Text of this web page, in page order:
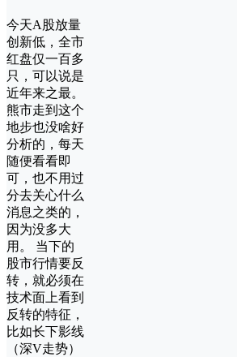
今天A股放量
创新低，全市
红盘仅一百多
只，可以说是
近年来之最。
熊市走到这个
地步也没啥好
分析的，每天
随便看看即
可，也不用过
分去关心什么
消息之类的，
因为没多大
用。 当下的
股市行情要反
转，就必须在
技术面上看到
反转的特征，
比如长下影线
（深V走势）